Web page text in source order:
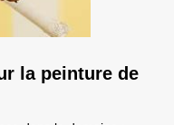
la peinture de